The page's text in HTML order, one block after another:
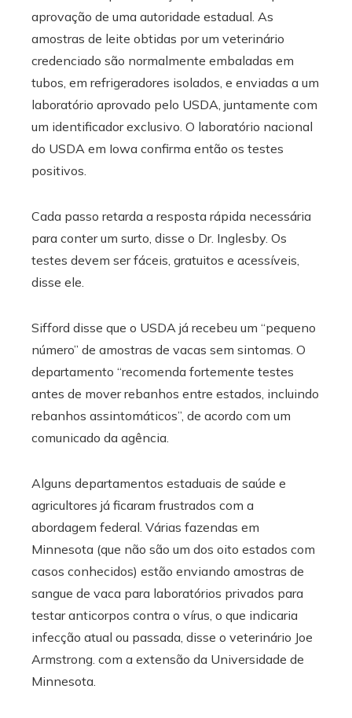
aprovação de uma autoridade estadual. As
amostras de leite obtidas por um veterinário
credenciado são normalmente embaladas em
tubos, em refrigeradores isolados, e enviadas a um
laboratório aprovado pelo USDA, juntamente com
um identificador exclusivo. O laboratório nacional
do USDA em Iowa confirma então os testes
positivos.
Cada passo retarda a resposta rápida necessária
para conter um surto, disse o Dr. Inglesby. Os
testes devem ser fáceis, gratuitos e acessíveis,
disse ele.
Sifford disse que o USDA já recebeu um “pequeno
número” de amostras de vacas sem sintomas. O
departamento “recomenda fortemente testes
antes de mover rebanhos entre estados, incluindo
rebanhos assintomáticos”, de acordo com um
comunicado da agência.
Alguns departamentos estaduais de saúde e
agricultores já ficaram frustrados com a
abordagem federal. Várias fazendas em
Minnesota (que não são um dos oito estados com
casos conhecidos) estão enviando amostras de
sangue de vaca para laboratórios privados para
testar anticorpos contra o vírus, o que indicaria
infecção atual ou passada, disse o veterinário Joe
Armstrong. com a extensão da Universidade de
Minnesota.